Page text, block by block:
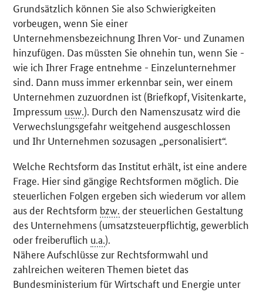
Grundsätzlich können Sie also Schwierigkeiten
vorbeugen, wenn Sie einer
Unternehmensbezeichnung Ihren Vor- und Zunamen
hinzufügen. Das müssten Sie ohnehin tun, wenn Sie -
wie ich Ihrer Frage entnehme - Einzelunternehmer
sind. Dann muss immer erkennbar sein, wer einem
Unternehmen zuzuordnen ist (Briefkopf, Visitenkarte,
Impressum usw.). Durch den Namenszusatz wird die
Verwechslungsgefahr weitgehend ausgeschlossen
und Ihr Unternehmen sozusagen „personalisiert“.
Welche Rechtsform das Institut erhält, ist eine andere
Frage. Hier sind gängige Rechtsformen möglich. Die
steuerlichen Folgen ergeben sich wiederum vor allem
aus der Rechtsform bzw. der steuerlichen Gestaltung
des Unternehmens (umsatzsteuerpflichtig, gewerblich
oder freiberuflich u.a.).
Nähere Aufschlüsse zur Rechtsformwahl und
zahlreichen weiteren Themen bietet das
Bundesministerium für Wirtschaft und Energie unter